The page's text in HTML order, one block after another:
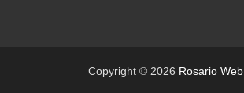
Copyright © 2026 Rosario Web